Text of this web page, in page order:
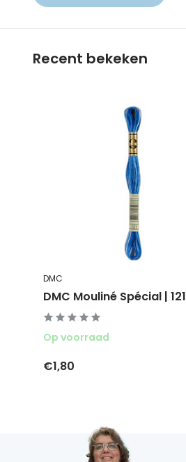
Recent bekeken
DMC
DMC Mouliné Spécial | 121
Op voorraad
€1,80